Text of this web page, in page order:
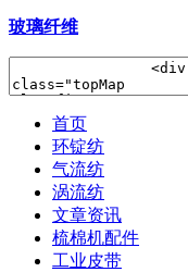
玻璃纤维
首页
环锭纺
气流纺
涡流纺
文章资讯
梳棉机配件
工业皮带